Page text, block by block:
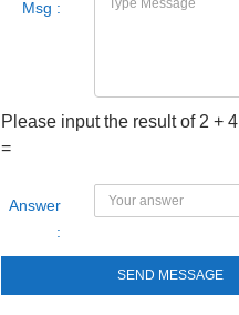
Msg :
Please input the result of 2 + 4
=
Answer
:
SEND MESSAGE